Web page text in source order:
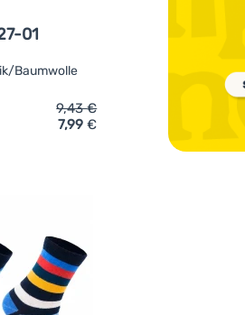
01
Baumwolle
Pidilidi 3pack PD0127-01'
9,43€
7,99€